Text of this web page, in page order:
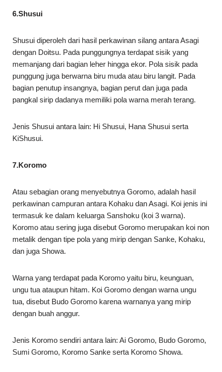
6.Shusui
Shusui diperoleh dari hasil perkawinan silang antara Asagi
dengan Doitsu. Pada punggungnya terdapat sisik yang
memanjang dari bagian leher hingga ekor. Pola sisik pada
punggung juga berwarna biru muda atau biru langit. Pada
bagian penutup insangnya, bagian perut dan juga pada
pangkal sirip dadanya memiliki pola warna merah terang.
Jenis Shusui antara lain: Hi Shusui, Hana Shusui serta
KiShusui.
7.Koromo
Atau sebagian orang menyebutnya Goromo, adalah hasil
perkawinan campuran antara Kohaku dan Asagi. Koi jenis ini
termasuk ke dalam keluarga Sanshoku (koi 3 warna).
Koromo atau sering juga disebut Goromo merupakan koi non
metalik dengan tipe pola yang mirip dengan Sanke, Kohaku,
dan juga Showa.
Warna yang terdapat pada Koromo yaitu biru, keunguan,
ungu tua ataupun hitam. Koi Goromo dengan warna ungu
tua, disebut Budo Goromo karena warnanya yang mirip
dengan buah anggur.
Jenis Koromo sendiri antara lain: Ai Goromo, Budo Goromo,
Sumi Goromo, Koromo Sanke serta Koromo Showa.